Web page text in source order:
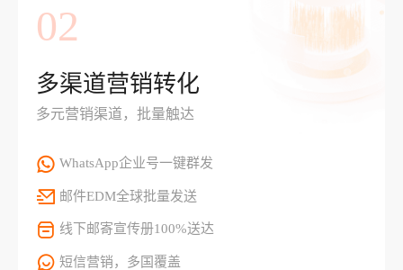
02
多渠道营销转化
多元营销渠道，批量触达
WhatsApp企业号一键群发
邮件EDM全球批量发送
线下邮寄宣传册100%送达
短信营销，多国覆盖